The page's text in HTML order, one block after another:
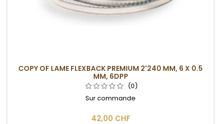
COPY OF LAME FLEXBACK PREMIUM 2'240 MM, 6 X 0.5
MM, 6DPP
(0)
Sur commande
42,00 CHF